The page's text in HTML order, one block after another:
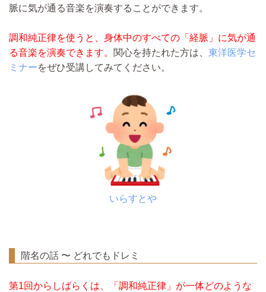
脈に気が通る音楽を演奏することができます。
調和純正律を使うと、身体中のすべての「経脈」に気が通
る音楽を演奏できます。 関心を持たれた方は、 東洋医学セ
ミナーをぜひ受講してみてください。
いらすとや
階名の話 〜 どれでもドレミ
第1回からしばらくは、「調和純正律」が一体どのような